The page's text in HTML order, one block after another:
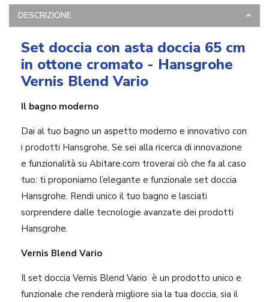
DESCRIZIONE
Set doccia con asta doccia 65 cm
in ottone cromato - Hansgrohe
Vernis Blend Vario
Il bagno moderno
Dai al tuo bagno un aspetto moderno e innovativo con
i prodotti Hansgrohe. Se sei alla ricerca di innovazione
e funzionalità su Abitare.com troverai ciò che fa al caso
tuo: ti proponiamo l’elegante e funzionale set doccia
Hansgrohe. Rendi unico il tuo bagno e lasciati
sorprendere dalle tecnologie avanzate dei prodotti
Hansgrohe.
Vernis Blend Vario
Il set doccia Vernis Blend Vario è un prodotto unico e
funzionale che renderà migliore sia la tua doccia, sia il